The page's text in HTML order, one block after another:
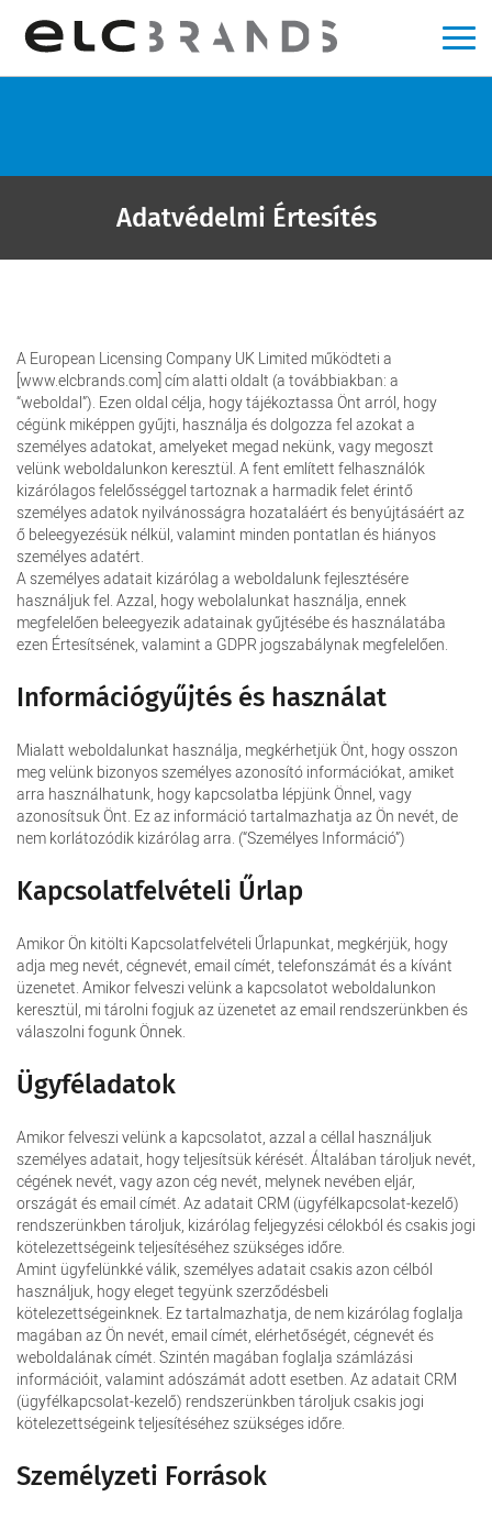
Adatvédelmi Értesítés
A European Licensing Company UK Limited működteti a
[www.elcbrands.com] cím alatti oldalt (a továbbiakban: a
“weboldal”). Ezen oldal célja, hogy tájékoztassa Önt arról, hogy
cégünk miképpen gyűjti, használja és dolgozza fel azokat a
személyes adatokat, amelyeket megad nekünk, vagy megoszt
velünk weboldalunkon keresztül. A fent említett felhasználók
kizárólagos felelősséggel tartoznak a harmadik felet érintő
személyes adatok nyilvánosságra hozataláért és benyújtásáért az
ő beleegyezésük nélkül, valamint minden pontatlan és hiányos
személyes adatért.
A személyes adatait kizárólag a weboldalunk fejlesztésére
használjuk fel. Azzal, hogy webolalunkat használja, ennek
megfelelően beleegyezik adatainak gyűjtésébe és használatába
ezen Értesítsének, valamint a GDPR jogszabálynak megfelelően.
Információgyűjtés és használat
Mialatt weboldalunkat használja, megkérhetjük Önt, hogy osszon
meg velünk bizonyos személyes azonosító információkat, amiket
arra használhatunk, hogy kapcsolatba lépjünk Önnel, vagy
azonosítsuk Önt. Ez az információ tartalmazhatja az Ön nevét, de
nem korlátozódik kizárólag arra. (“Személyes Információ”)
Kapcsolatfelvételi Űrlap
Amikor Ön kitölti Kapcsolatfelvételi Űrlapunkat, megkérjük, hogy
adja meg nevét, cégnevét, email címét, telefonszámát és a kívánt
üzenetet. Amikor felveszi velünk a kapcsolatot weboldalunkon
keresztül, mi tárolni fogjuk az üzenetet az email rendszerünkben és
válaszolni fogunk Önnek.
Ügyféladatok
Amikor felveszi velünk a kapcsolatot, azzal a céllal használjuk
személyes adatait, hogy teljesítsük kérését. Általában tároljuk nevét,
cégének nevét, vagy azon cég nevét, melynek nevében eljár,
országát és email címét. Az adatait CRM (ügyfélkapcsolat-kezelő)
rendszerünkben tároljuk, kizárólag feljegyzési célokból és csakis jogi
kötelezettségeink teljesítéséhez szükséges időre.
Amint ügyfelünkké válik, személyes adatait csakis azon célból
használjuk, hogy eleget tegyünk szerződésbeli
kötelezettségeinknek. Ez tartalmazhatja, de nem kizárólag foglalja
magában az Ön nevét, email címét, elérhetőségét, cégnevét és
weboldalának címét. Szintén magában foglalja számlázási
információit, valamint adószámát adott esetben. Az adatait CRM
(ügyfélkapcsolat-kezelő) rendszerünkben tároljuk csakis jogi
kötelezettségeink teljesítéséhez szükséges időre.
Személyzeti Források